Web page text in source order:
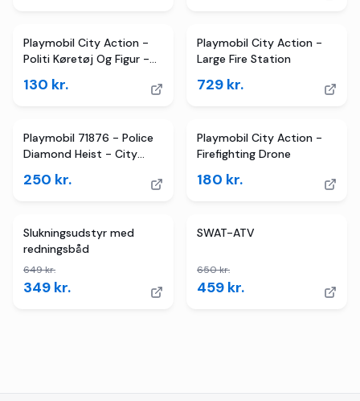
Playmobil City Action -
Politi Køretøj Og Figur -
130 kr.
Playmobil City Action -
Large Fire Station
729 kr.
Playmobil 71876 - Police
Diamond Heist - City
250 kr.
Playmobil City Action -
Firefighting Drone
180 kr.
TILBUD
Slukningsudstyr med
redningsbåd
649kr.
349 kr.
4butikker
SWAT-ATV
650kr.
459 kr.